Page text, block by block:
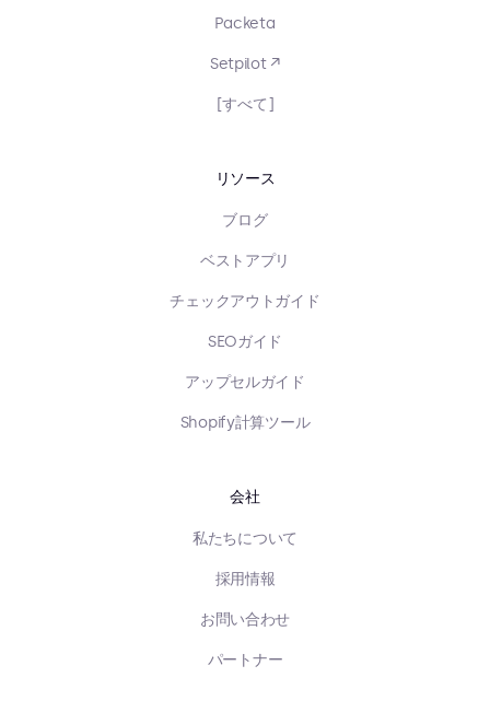
Packeta
Setpilot ↗
[すべて]
リソース
ブログ
ベストアプリ
チェックアウトガイド
SEOガイド
アップセルガイド
Shopify計算ツール
会社
私たちについて
採用情報
お問い合わせ
パートナー